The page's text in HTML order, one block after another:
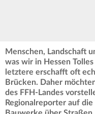
Menschen, Landschaft
was wir in Hessen
letztere erschafft oft
Brücken. Daher
des FFH-Landes
Regionalreporter auf